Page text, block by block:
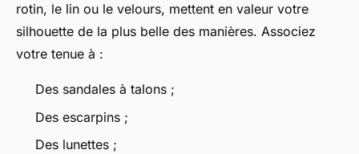
rotin, le lin ou le velours, mettent en valeur votre
silhouette de la plus belle des manières. Associez
votre tenue à :
Des sandales à talons ;
Des escarpins ;
Des lunettes ;